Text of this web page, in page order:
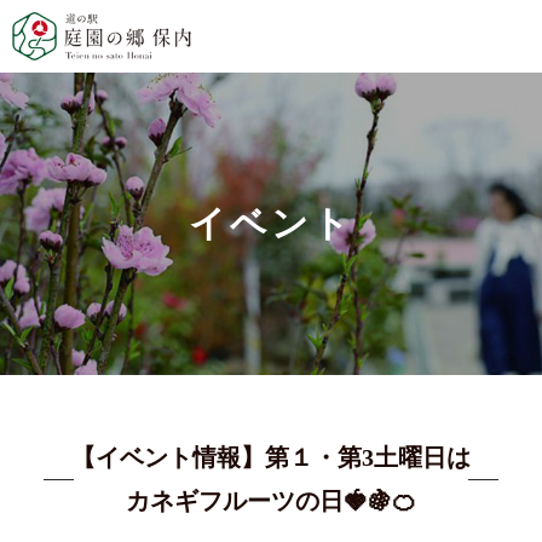
イベント
【イベント情報】第１・第3土曜日は
カネギフルーツの日🍓🍇🍊